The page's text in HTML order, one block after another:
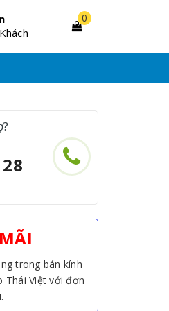
0
trong bán kính
Thái Việt với đơn